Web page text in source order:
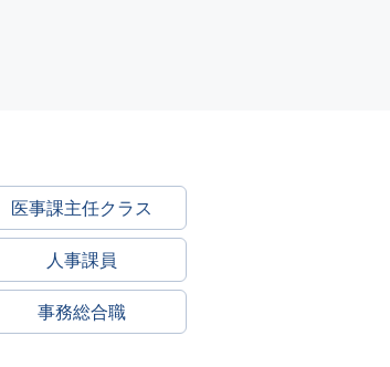
医事課主任クラス
人事課員
事務総合職